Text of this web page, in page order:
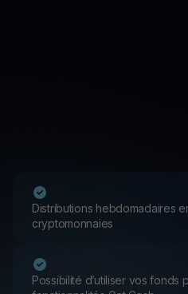
Distributions hebdomadaires
cryptomonnaies
Possibilité d’utiliser vos fonds